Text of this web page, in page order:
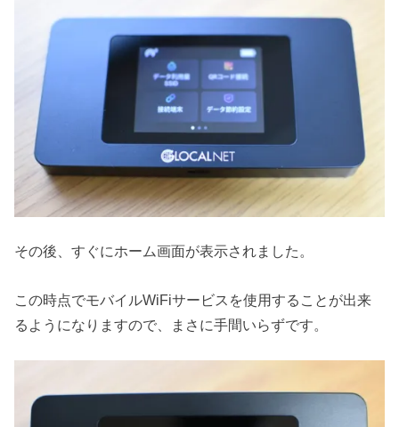
その後、すぐにホーム画面が表示されました。
この時点でモバイルWiFiサービスを使用することが出来
るようになりますので、まさに手間いらずです。